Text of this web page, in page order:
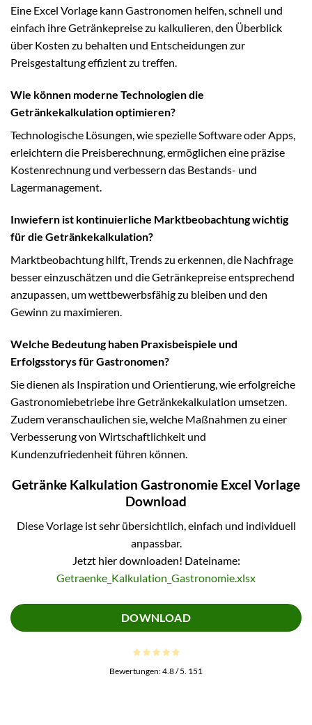
Eine Excel Vorlage kann Gastronomen helfen, schnell und
einfach ihre Getränkepreise zu kalkulieren, den Überblick
über Kosten zu behalten und Entscheidungen zur
Preisgestaltung effizient zu treffen.
Wie können moderne Technologien die
Getränkekalkulation optimieren?
Technologische Lösungen, wie spezielle Software oder Apps,
erleichtern die Preisberechnung, ermöglichen eine präzise
Kostenrechnung und verbessern das Bestands- und
Lagermanagement.
Inwiefern ist kontinuierliche Marktbeobachtung wichtig
für die Getränkekalkulation?
Marktbeobachtung hilft, Trends zu erkennen, die Nachfrage
besser einzuschätzen und die Getränkepreise entsprechend
anzupassen, um wettbewerbsfähig zu bleiben und den
Gewinn zu maximieren.
Welche Bedeutung haben Praxisbeispiele und
Erfolgsstorys für Gastronomen?
Sie dienen als Inspiration und Orientierung, wie erfolgreiche
Gastronomiebetriebe ihre Getränkekalkulation umsetzen.
Zudem veranschaulichen sie, welche Maßnahmen zu einer
Verbesserung von Wirtschaftlichkeit und
Kundenzufriedenheit führen können.
Getränke Kalkulation Gastronomie Excel Vorlage
Download
Diese Vorlage ist sehr übersichtlich, einfach und individuell
anpassbar.
Jetzt hier downloaden! Dateiname:
Getraenke_Kalkulation_Gastronomie.xlsx
DOWNLOAD
Bewertungen:4.8/ 5. 151